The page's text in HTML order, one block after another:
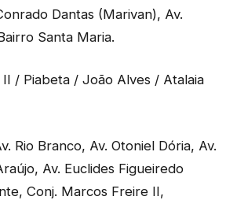
Dantas (Marivan), Av.
Santa Maria.
/ Piabeta / João Alves / Atalaia
Rio Branco, Av. Otoniel Dória, Av.
Av. Euclides Figueiredo
Conj. Marcos Freire II,